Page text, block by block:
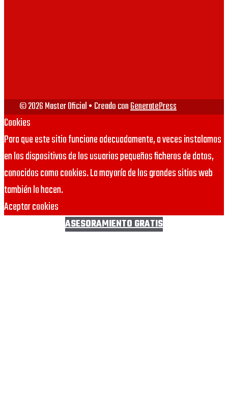
© 2026 Master Oficial• Creado conGeneratePress
Cookies
Para que este sitio funcione adecuadamente, a veces instalamos
en los dispositivos de los usuarios pequeños ficheros de datos,
conocidos como cookies. La mayoría de los grandes sitios web
también lo hacen.
Aceptar cookies
ASESORAMIENTO GRATIS